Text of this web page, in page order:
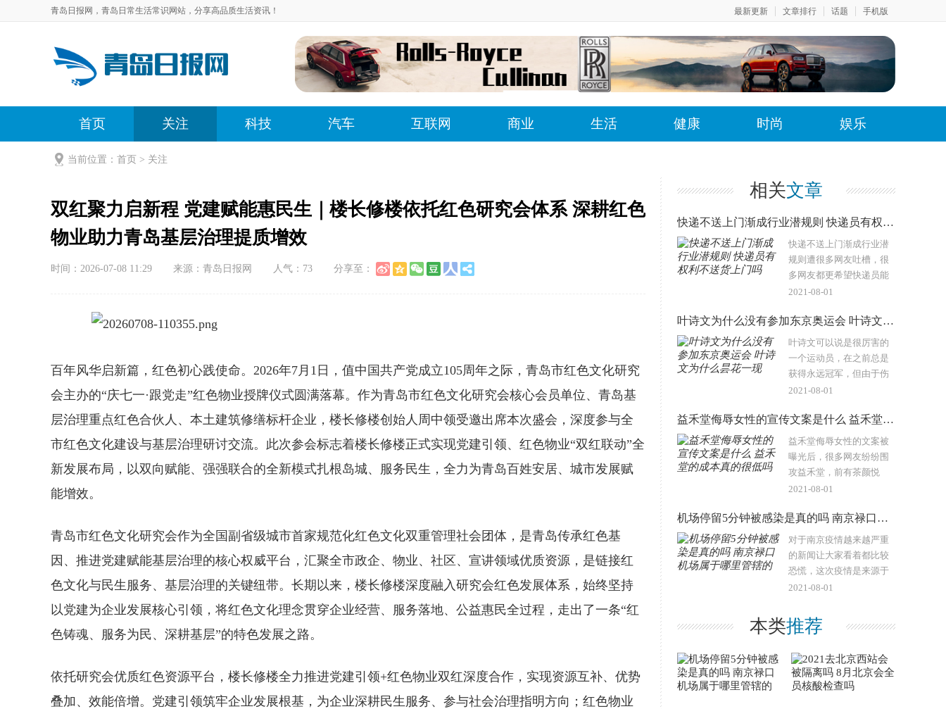
青岛日报网，青岛日常生活常识网站，分享高品质生活资讯！ 最新更新 文章排行 话题 手机版
首页 关注 科技 汽车 互联网 商业 生活 健康 时尚 娱乐
当前位置： 首页 > 关注
双红聚力启新程 党建赋能惠民生｜楼长修楼依托红色研究会体系 深耕红色
物业助力青岛基层治理提质增效
时间：2026-07-08 11:29 来源：青岛日报网 人气： 73 分享至：
百年风华启新篇，红色初心践使命。2026年7月1日，值中国共产党成立105周年之际，青岛市红色文化研究
会主办的“庆七一·跟党走”红色物业授牌仪式圆满落幕。作为青岛市红色文化研究会核心会员单位、青岛基
层治理重点红色合伙人、本土建筑修缮标杆企业，楼长修楼创始人周中领受邀出席本次盛会，深度参与全
市红色文化建设与基层治理研讨交流。此次参会标志着楼长修楼正式实现党建引领、红色物业“双红联动”全
新发展布局，以双向赋能、强强联合的全新模式扎根岛城、服务民生，全力为青岛百姓安居、城市发展赋
能增效。
青岛市红色文化研究会作为全国副省级城市首家规范化红色文化双重管理社会团体，是青岛传承红色基
因、推进党建赋能基层治理的核心权威平台，汇聚全市政企、物业、社区、宣讲领域优质资源，是链接红
色文化与民生服务、基层治理的关键纽带。长期以来，楼长修楼深度融入研究会红色发展体系，始终坚持
以党建为企业发展核心引领，将红色文化理念贯穿企业经营、服务落地、公益惠民全过程，走出了一条“红
色铸魂、服务为民、深耕基层”的特色发展之路。
依托研究会优质红色资源平台，楼长修楼全力推进党建引领+红色物业双红深度合作，实现资源互补、优势
叠加、效能倍增。党建引领筑牢企业发展根基，为企业深耕民生服务、参与社会治理指明方向；红色物业
相关文章
快递不送上门渐成行业潜规则 快递员有权利不送货上门吗
快递不送上门渐成行业潜
规则遭很多网友吐槽，很
多网友都更希望快递员能
送货上门，不然每次短信
驿站，有些小区离菜鸟驿
站很远，还得走过去拿一
大堆快递回家真的..
2021-08-01
叶诗文为什么没有参加东京奥运会 叶诗文为什么昙花一现
叶诗文可以说是很厉害的
一个运动员，在之前总是
获得永远冠军，但由于伤
病的原因，导致状态大
叶诗文的身影也是正常
的，叶诗文有可能即将退
役，具体可以看看聚焦中..
2021-08-01
益禾堂侮辱女性的宣传文案是什么 益禾堂的成本真的很低吗
益禾堂侮辱女性的文案被
曝光后，很多网友纷纷围
攻益禾堂，前有茶颜悦
色，后有益禾堂，本身奶
么宣传文案还要去针对女
性呢？把益禾堂比喻成空
姐的品质吉祥村的价格..
2021-08-01
机场停留5分钟被感染是真的吗 南京禄口机场属于哪里管辖的
对于南京疫情越来越严重
的新闻让大家看着都比较
恐慌，这次疫情是来源于
南京禄口机场，有网友表
这很明显是谣言，请大家
别信谣不传谣！具体可以
2021-08-01
本类推荐